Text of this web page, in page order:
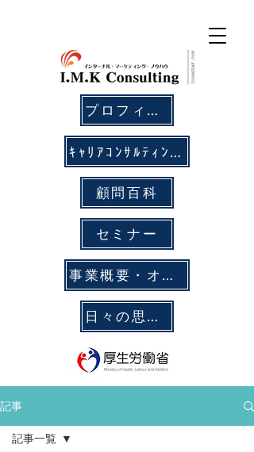
プロフィール
ｷｬﾘｱｺﾝｻﾙﾃｨﾝｸﾞ
顧問百科
セミナー
事業概要・オフィス拠点
日々の思考メモ
記事
記事一覧